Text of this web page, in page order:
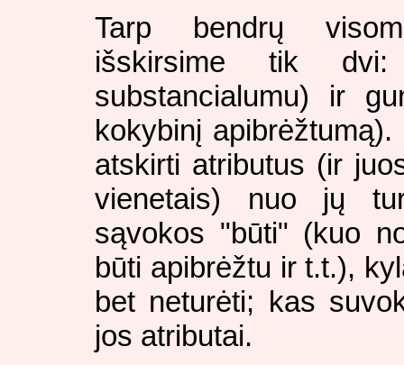
Tarp bendrų
išskirsime tik
substancialumu) ir
kokybinį
atskirti atributus (ir
vienetais) nuo jų
sąvokos "būti" (kuo
būti apibrėžtu ir t.t.),
bet neturėti; kas
jos atributai.